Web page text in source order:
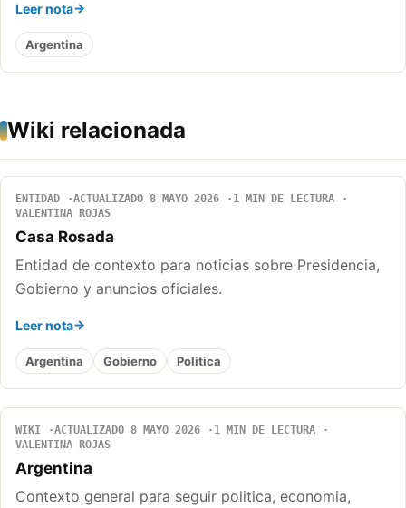
Leer nota
Argentina
Wiki relacionada
ENTIDAD ACTUALIZADO 8 MAYO 2026
1 MIN DE LECTURA
VALENTINA ROJAS
Casa Rosada
Entidad de contexto para noticias sobre Presidencia,
Gobierno y anuncios oficiales.
Leer nota
Argentina Gobierno Politica
WIKI ACTUALIZADO 8 MAYO 2026
1 MIN DE LECTURA
VALENTINA ROJAS
Argentina
Contexto general para seguir politica, economia,